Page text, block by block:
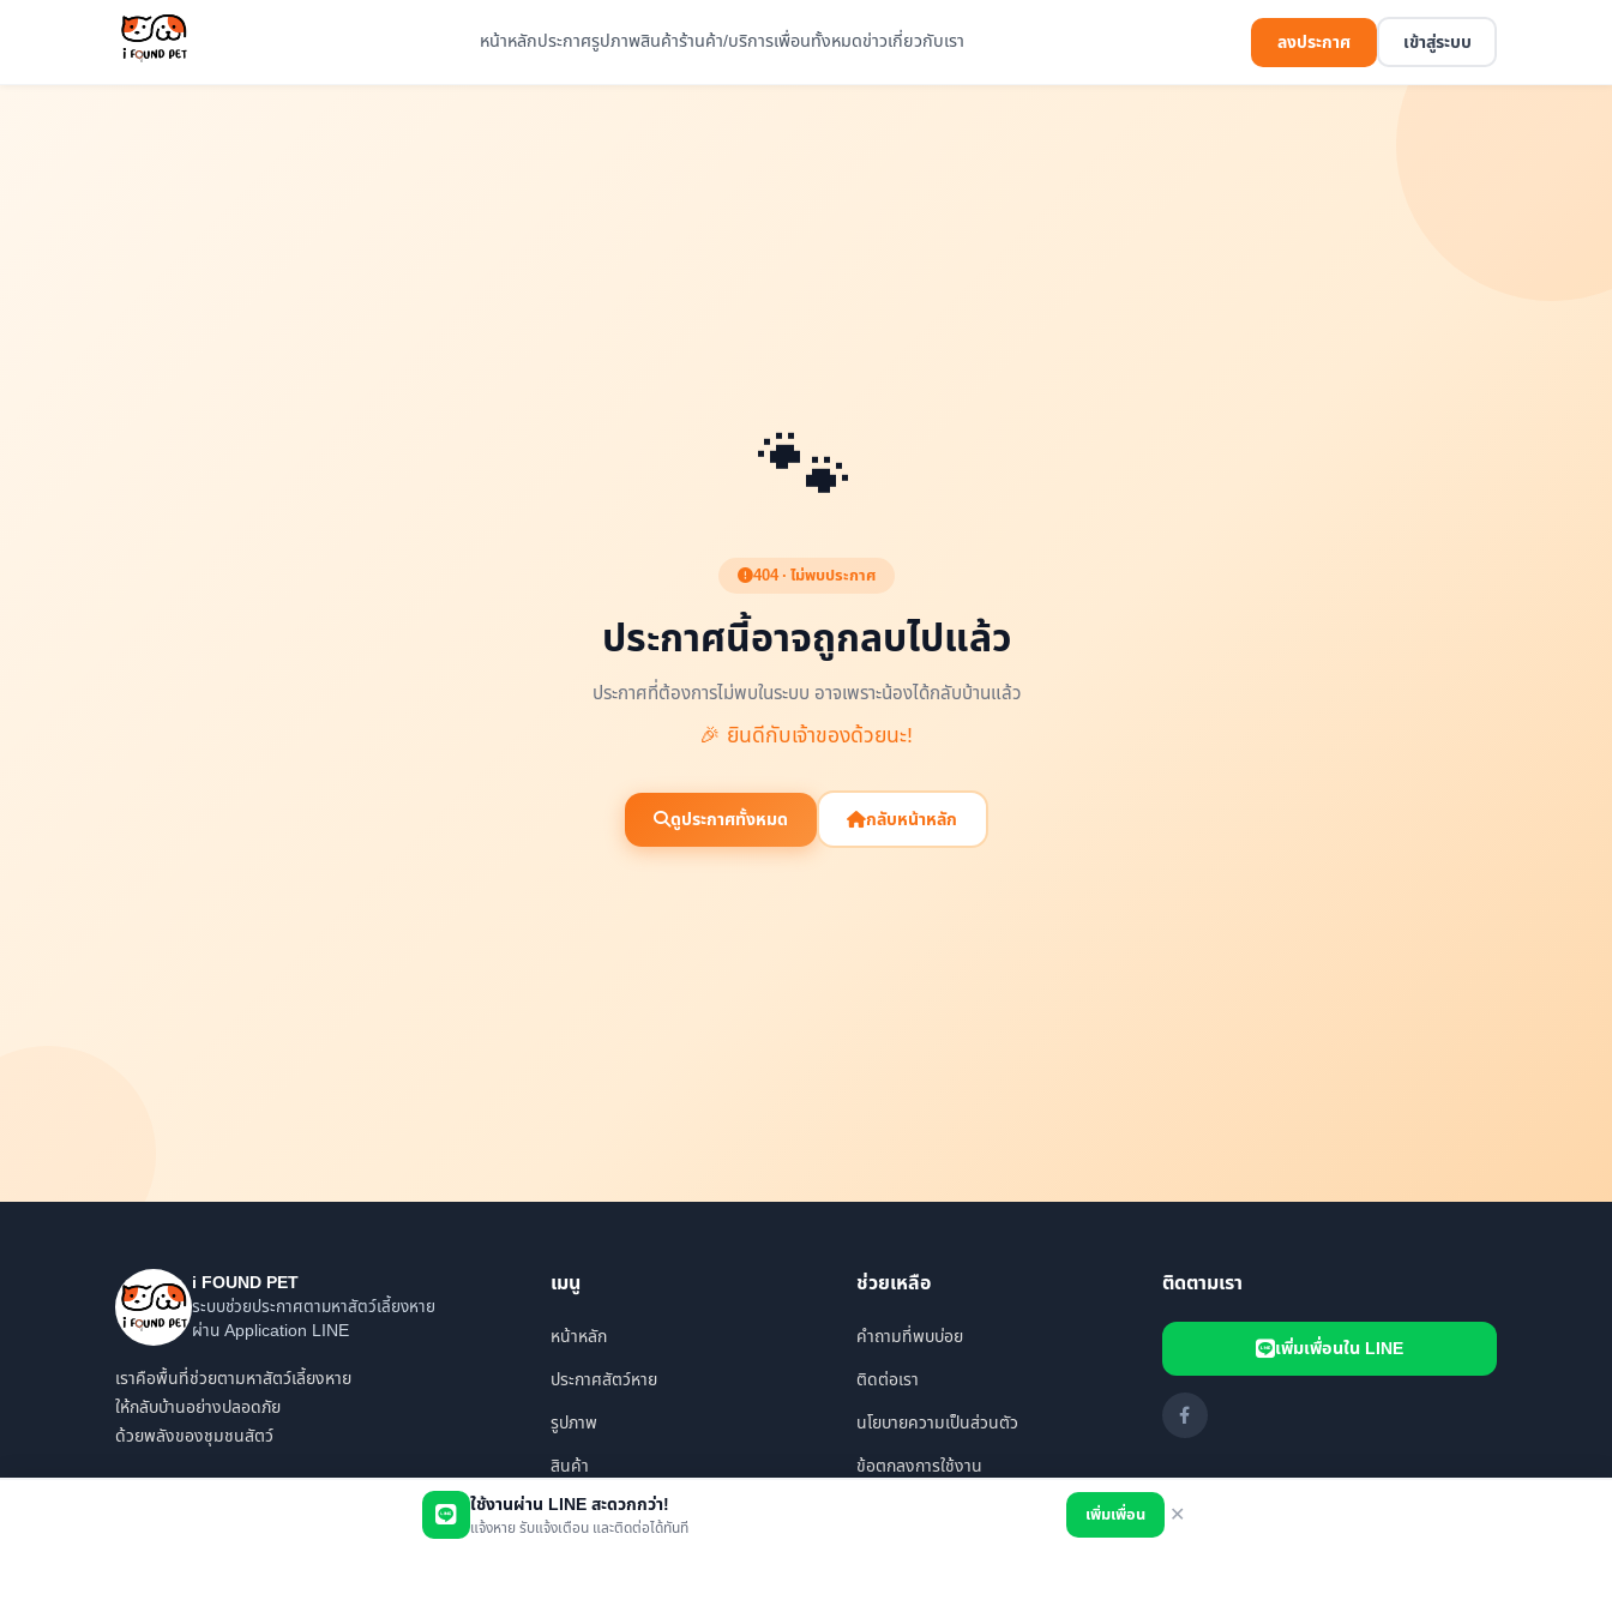
หน้าหลักประกาศรูปภาพสินค้าร้านค้า/บริการเพื่อนทั้งหมดข่าวเกี่ยวกับเรา ลงประกาศ เข้าสู่ระบบ
ใช้งานผ่าน LINE สะดวกกว่า!
แจ้งหาย รับแจ้งเตือน และติดต่อได้ทันที
เพิ่มเพื่อน ✕
🐾
404 · ไม่พบประกาศ
ประกาศนี้อาจถูกลบไปแล้ว
ประกาศที่ต้องการไม่พบในระบบ อาจเพราะน้องได้กลับบ้านแล้ว
🎉 ยินดีกับเจ้าของด้วยนะ!
ดูประกาศทั้งหมด กลับหน้าหลัก
i FOUND PET
ระบบช่วยประกาศตามหาสัตว์เลี้ยงหาย
ผ่าน Application LINE
เราคือพื้นที่ช่วยตามหาสัตว์เลี้ยงหาย
ให้กลับบ้านอย่างปลอดภัย
ด้วยพลังของชุมชนสัตว์
เมนู
หน้าหลัก
ประกาศสัตว์หาย
รูปภาพ
สินค้า
ร้านค้า/บริการ
ช่วยเหลือ
คำถามที่พบบ่อย
ติดต่อเรา
นโยบายความเป็นส่วนตัว
ข้อตกลงการใช้งาน
ติดตามเรา
เพิ่มเพื่อนใน LINE